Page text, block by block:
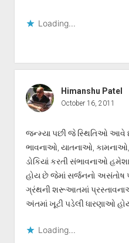
Loading...
Himanshu Patel
October 16, 2011
જન્મ્યા પછી જે સ્થિતિઓ આવે
ભાવનાઓ, યાતનાઓ,
ડોકિયાં કરતી સંભાવનાઓ
હોય છે જેમાં સર્જનનો
ગ્રંથની શરૂઆતમાં
અંતમાં ખૂટી પડેલી ધારણાઓ
Loading...